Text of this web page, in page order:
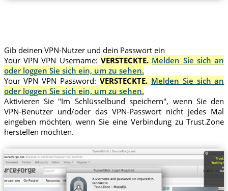
Gib deinen VPN-Nutzer und dein Passwort ein
Your VPN VPN Username: VERSTECKTE. Melden Sie sich an
oder loggen Sie sich ein, um zu sehen.
Your VPN VPN Password: VERSTECKTE. Melden Sie sich an
oder loggen Sie sich ein, um zu sehen.
Aktivieren Sie "Im Schlüsselbund speichern", wenn Sie den
VPN-Benutzer und/oder das VPN-Passwort nicht jedes Mal
eingeben möchten, wenn Sie eine Verbindung zu Trust.Zone
herstellen möchten.